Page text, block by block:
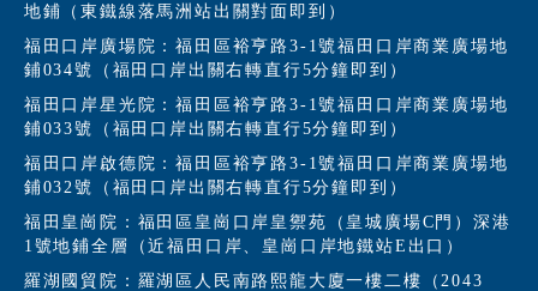
地鋪（東鐵線落馬洲站出關對面即到）
福田口岸廣場院：福田區裕亨路3-1號福田口岸商業廣場地
鋪034號（福田口岸出關右轉直行5分鐘即到）
福田口岸星光院：福田區裕亨路3-1號福田口岸商業廣場地
鋪033號（福田口岸出關右轉直行5分鐘即到）
福田口岸啟德院：福田區裕亨路3-1號福田口岸商業廣場地
鋪032號（福田口岸出關右轉直行5分鐘即到）
福田皇崗院：福田區皇崗口岸皇禦苑（皇城廣場C門）深港
1號地鋪全層（近福田口岸、皇崗口岸地鐵站E出口）
羅湖國貿院：羅湖區人民南路熙龍大廈一樓二樓（2043